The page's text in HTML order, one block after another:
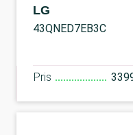
LG
43QNED7EB3C
Pris